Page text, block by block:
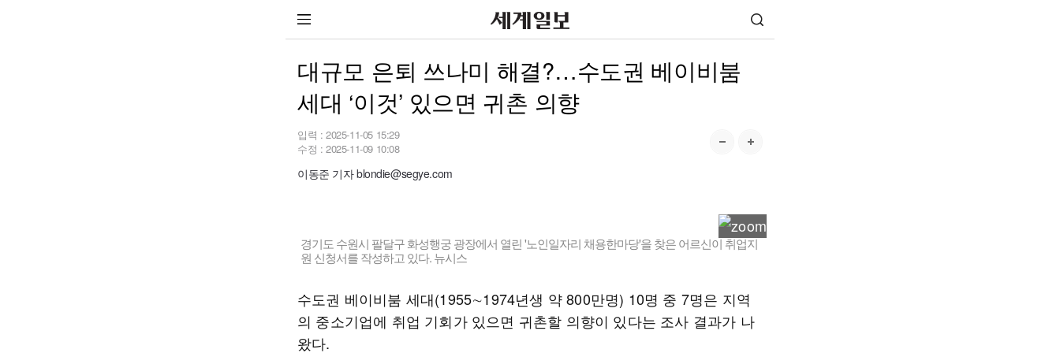
대규모 은퇴 쓰나미 해결?…수도권 베이비붐
세대 ‘이것’ 있으면 귀촌 의향
입력 : 2025-11-05 15:29
수정 : 2025-11-09 10:08
이동준 기자 blondie@segye.com
경기도 수원시 팔달구 화성행궁 광장에서 열린 '노인일자리 채용한마당'을 찾은 어르신이 취업지
원 신청서를 작성하고 있다. 뉴시스
수도권 베이비붐 세대(1955∼1974년생 약 800만명) 10명 중 7명은 지역
의 중소기업에 취업 기회가 있으면 귀촌할 의향이 있다는 조사 결과가 나
왔다.